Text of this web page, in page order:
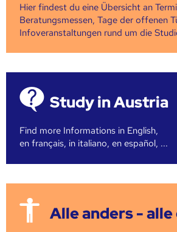
Hier findest du eine Übersicht an
Beratungsmessen, Tage der offenen
Infoveranstaltungen rund um die
Study in Austria
Find more Informations in English,
en français, in italiano, en español, ...
Alle anders -